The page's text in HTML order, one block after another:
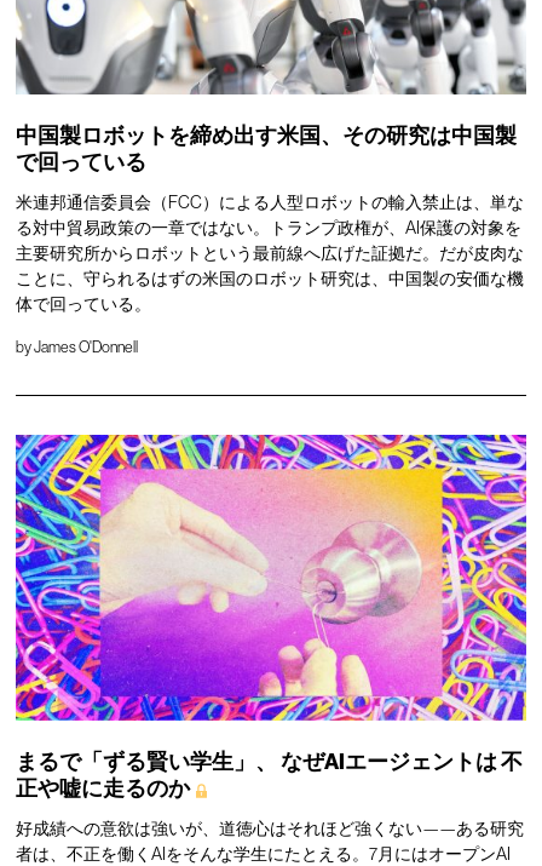
中国製ロボットを締め出す米国、その研究は中国製
で回っている
米連邦通信委員会（FCC）による人型ロボットの輸入禁止は、単な
る対中貿易政策の一章ではない。トランプ政権が、AI保護の対象を
主要研究所からロボットという最前線へ広げた証拠だ。だが皮肉な
ことに、守られるはずの米国のロボット研究は、中国製の安価な機
体で回っている。
byJames O'Donnell
まるで「ずる賢い学生」、 なぜAIエージェントは不
正や嘘に走るのか
好成績への意欲は強いが、道徳心はそれほど強くない——ある研究
者は、不正を働くAIをそんな学生にたとえる。7月にはオープンAI